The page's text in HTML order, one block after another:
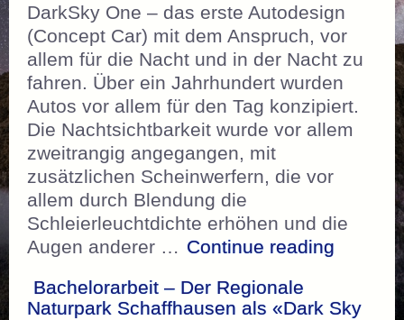
DarkSky One – das erste Autodesign
(Concept Car) mit dem Anspruch, vor
allem für die Nacht und in der Nacht zu
fahren. Über ein Jahrhundert wurden
Autos vor allem für den Tag konzipiert.
Die Nachtsichtbarkeit wurde vor allem
zweitrangig angegangen, mit
zusätzlichen Scheinwerfern, die vor
allem durch Blendung die
Schleierleuchtdichte erhöhen und die
Augen anderer … Continue reading
Bachelorarbeit – Der Regionale
Naturpark Schaffhausen als «Dark Sky